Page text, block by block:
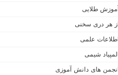
آموزش طلایی
از هر دری سخنی
اطلاعات علمی
المپیاد شیمی
انجمن های دانش آموزی